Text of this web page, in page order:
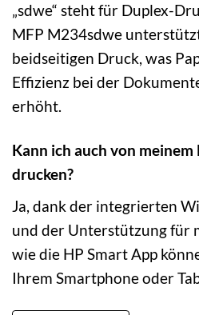
„sdwe“ steht für Duplex-
MFP M234sdwe
beidseitigen Druck, was
Effizienz bei der
erhöht.
Kann ich auch von
drucken?
Ja, dank der integrierten
und der Unterstützung für
wie die HP Smart App
Ihrem Smartphone oder